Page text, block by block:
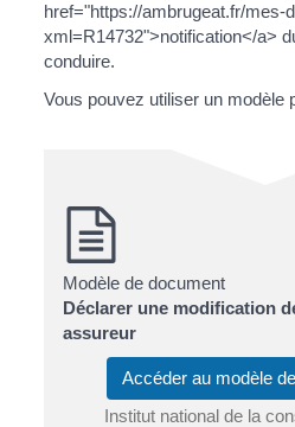
href="https://ambrugeat.fr/mes-
xml=R14732">notification</a>
conduire.
Vous pouvez utiliser un modèle
Modèle de document
Déclarer une modification
assureur
Accéder au modèle
Institut national de la